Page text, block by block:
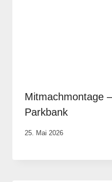
Mitmachmontage
Parkbank
Von
Physio
25. Mai 2026